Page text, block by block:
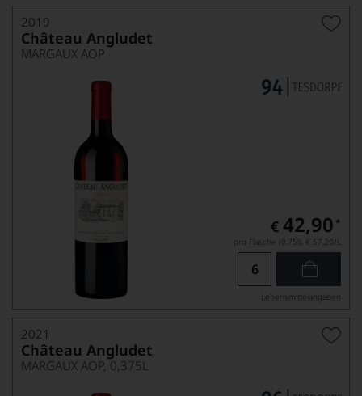
2019
Château Angludet
MARGAUX AOP
€ 42,90 *
pro Flasche (0.75l), € 57,20/L
Lebensmittel­angaben
2021
Château Angludet
MARGAUX AOP, 0,375L